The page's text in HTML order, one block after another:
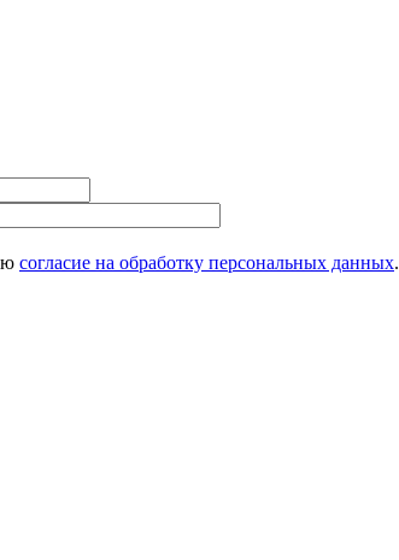
согласие на обработку персональных данных.